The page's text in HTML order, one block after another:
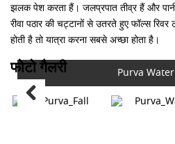
झलक पेश करता हैं। जलप्रपात तीव्र हैं और पानी
रीवा पठार की चट्टानों से उतरते हुए फॉल्स
होती है तो यात्रा करना सबसे अच्छा होता है।
फोटो गैलरी Purva